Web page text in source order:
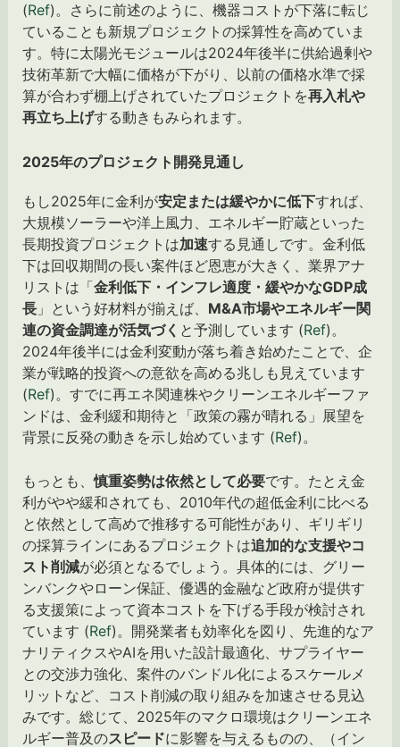
(Ref)。さらに前述のように、機器コストが下落に転じ
ていることも新規プロジェクトの採算性を高めていま
す。特に太陽光モジュールは2024年後半に供給過剰や
技術革新で大幅に価格が下がり、以前の価格水準で採
算が合わず棚上げされていたプロジェクトを再入札や
再立ち上げする動きもみられます。
2025年のプロジェクト開発見通し
もし2025年に金利が安定または緩やかに低下すれば、
大規模ソーラーや洋上風力、エネルギー貯蔵といった
長期投資プロジェクトは加速する見通しです。金利低
下は回収期間の長い案件ほど恩恵が大きく、業界アナ
リストは「金利低下・インフレ適度・緩やかなGDP成
長」という好材料が揃えば、 M&A市場やエネルギー関
連の資金調達が活気づく と予測しています (Ref)。
2024年後半には金利変動が落ち着き始めたことで、企
業が戦略的投資への意欲を高める兆しも見えています
(Ref)。すでに再エネ関連株やクリーンエネルギーファ
ンドは、金利緩和期待と「政策の霧が晴れる」展望を
背景に反発の動きを示し始めています (Ref)。
もっとも、慎重姿勢は依然として必要です。たとえ金
利がやや緩和されても、2010年代の超低金利に比べる
と依然として高めで推移する可能性があり、ギリギリ
の採算ラインにあるプロジェクトは追加的な支援やコ
スト削減が必須となるでしょう。具体的には、グリー
ンバンクやローン保証、優遇的金融など政府が提供す
る支援策によって資本コストを下げる手段が検討され
ています (Ref)。開発業者も効率化を図り、先進的なア
ナリティクスやAIを用いた設計最適化、サプライヤー
との交渉力強化、案件のバンドル化によるスケールメ
リットなど、コスト削減の取り組みを加速させる見込
みです。総じて、2025年のマクロ環境はクリーンエネ
ルギー普及のスピードに影響を与えるものの、（イン